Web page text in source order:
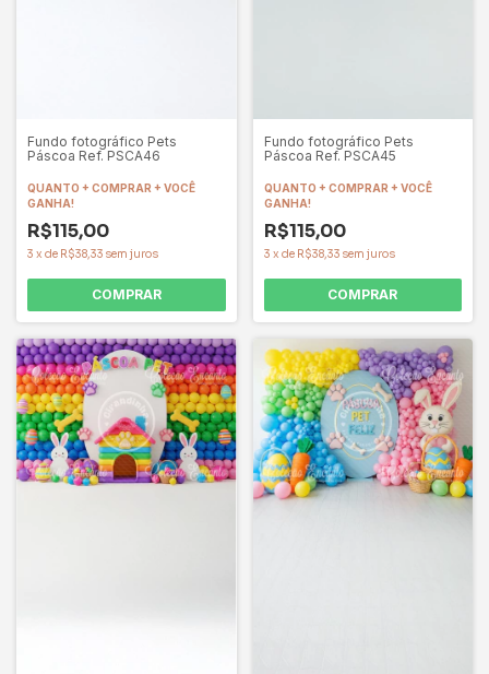
Fundo fotográfico Pets
Páscoa Ref. PSCA46
QUANTO + COMPRAR + VOCÊ
GANHA!
R$115,00
3 x de R$38,33 sem juros
COMPRAR
Fundo fotográfico Pets
Páscoa Ref. PSCA45
QUANTO + COMPRAR + VOCÊ
GANHA!
R$115,00
3 x de R$38,33 sem juros
COMPRAR